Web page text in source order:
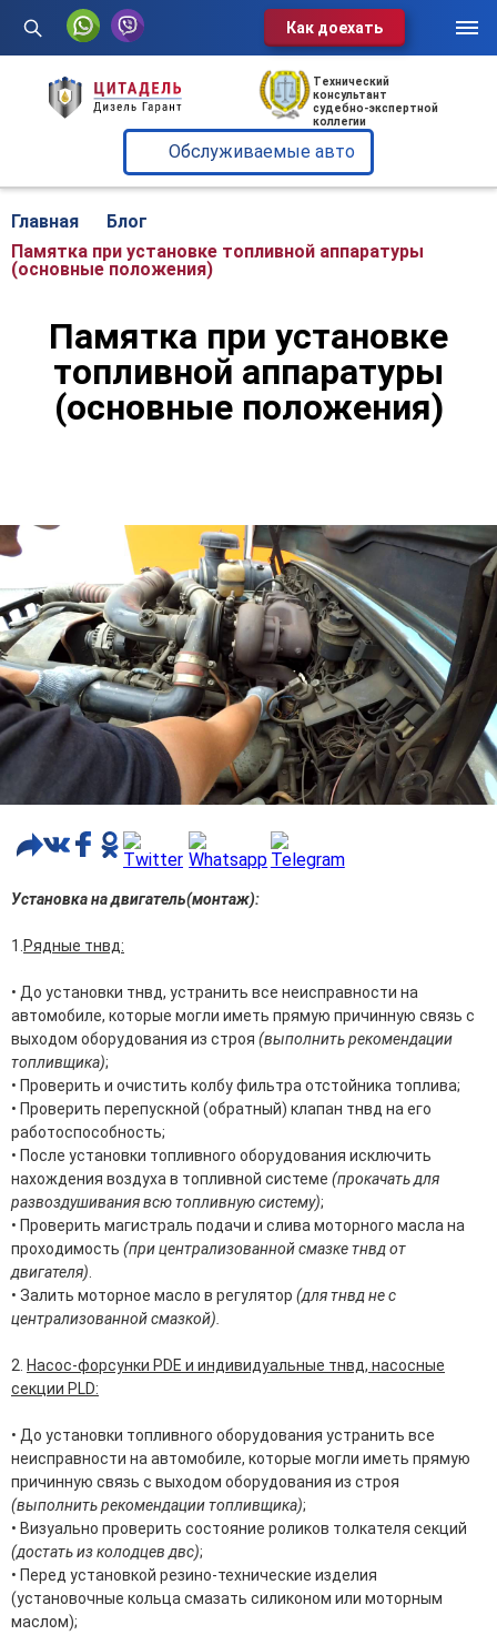
Как доехать
Услуги
Обслуживаемые авто
О нас
Блог
Диспетчерская служба:
+375 29 602-60-72
Технический
консультант
судебно-экспертной
коллегии
Обслуживаемые авто
Главная
Блог
Памятка при установке топливной аппаратуры
(основные положения)
Памятка при установке
топливной аппаратуры
(основные положения)
Установка на двигатель(монтаж):
1. Рядные тнвд:
• До установки тнвд, устранить все неисправности на
автомобиле, которые могли иметь прямую причинную связь с
выходом оборудования из строя (выполнить рекомендации
топливщика);
• Проверить и очистить колбу фильтра отстойника топлива;
• Проверить перепускной (обратный) клапан тнвд на его
работоспособность;
• После установки топливного оборудования исключить
нахождения воздуха в топливной системе (прокачать для
развоздушивания всю топливную систему);
• Проверить магистраль подачи и слива моторного масла на
проходимость (при централизованной смазке тнвд от
двигателя)
• Залить моторное масло в регулятор (для тнвд не с
централизованной смазкой).
2. Насос-форсунки PDE и индивидуальные тнвд, насосные
секции PLD:
• До установки топливного оборудования устранить все
неисправности на автомобиле, которые могли иметь прямую
причинную связь с выходом оборудования из строя
(выполнить рекомендации топливщика);
• Визуально проверить состояние роликов толкателя секций
(достать из колодцев двс);
• Перед установкой резино-технические изделия
(установочные кольца смазать силиконом или моторным
маслом);